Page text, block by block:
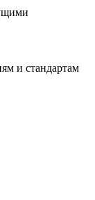
и стандартам